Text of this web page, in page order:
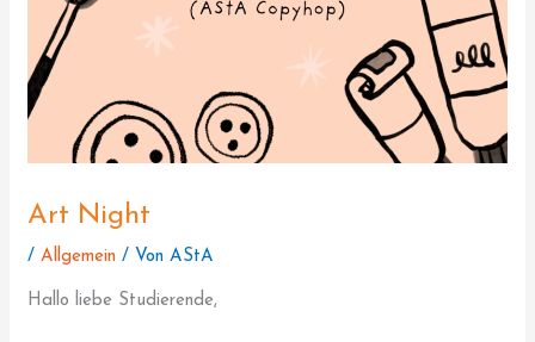
Art Night
/Allgemein / VonAStA
Hallo liebe Studierende,